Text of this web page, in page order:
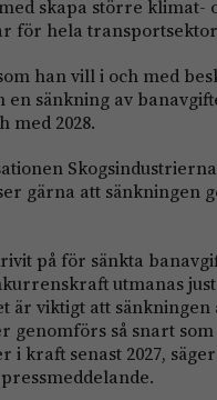
skapa större klimat-
för hela
han vill i och med
sänkning av
med 2028.
gärna att sänkningen
på för sänkta
utmanas
är viktigt att sänkningen
genomförs så snart
i kraft senast 2027,